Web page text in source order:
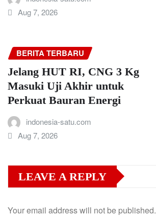
Aug 7, 2026
BERITA TERBARU
Jelang HUT RI, CNG 3 Kg
Masuki Uji Akhir untuk
Perkuat Bauran Energi
indonesia-satu.com
Aug 7, 2026
LEAVE A REPLY
Your email address will not be published.